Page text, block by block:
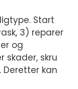
Start
3) reparer
og
skader, skru
kan